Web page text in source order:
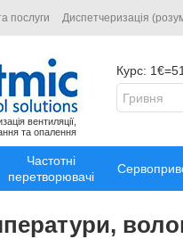
послуги Диспетчеризація
вентиляції,
та опалення
Курс:
Гривня
Частотні
перетворювачі